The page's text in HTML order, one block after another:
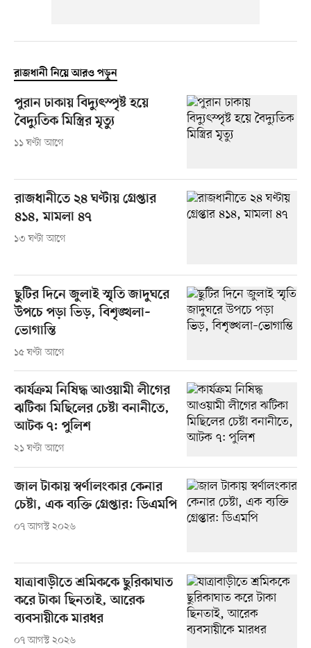
রাজধানী নিয়ে আরও পড়ুন
পুরান ঢাকায় বিদ্যুৎস্পৃষ্ট হয়ে
বৈদ্যুতিক মিস্ত্রির মৃত্যু
১১ ঘণ্টা আগে
রাজধানীতে ২৪ ঘণ্টায় গ্রেপ্তার
৪১৪, মামলা ৪৭
১৩ ঘণ্টা আগে
ছুটির দিনে জুলাই স্মৃতি জাদুঘরে
উপচে পড়া ভিড়, বিশৃঙ্খলা–
ভোগান্তি
১৫ ঘণ্টা আগে
কার্যক্রম নিষিদ্ধ আওয়ামী লীগের
ঝটিকা মিছিলের চেষ্টা বনানীতে,
আটক ৭: পুলিশ
২১ ঘণ্টা আগে
জাল টাকায় স্বর্ণালংকার কেনার
চেষ্টা, এক ব্যক্তি গ্রেপ্তার: ডিএমপি
০৭ আগস্ট ২০২৬
যাত্রাবাড়ীতে শ্রমিককে ছুরিকাঘাত
করে টাকা ছিনতাই, আরেক
ব্যবসায়ীকে মারধর
০৭ আগস্ট ২০২৬